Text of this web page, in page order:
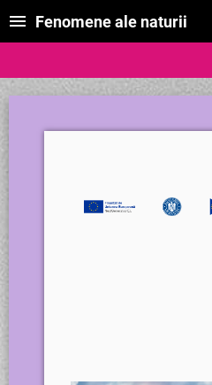
Fenomene ale naturii